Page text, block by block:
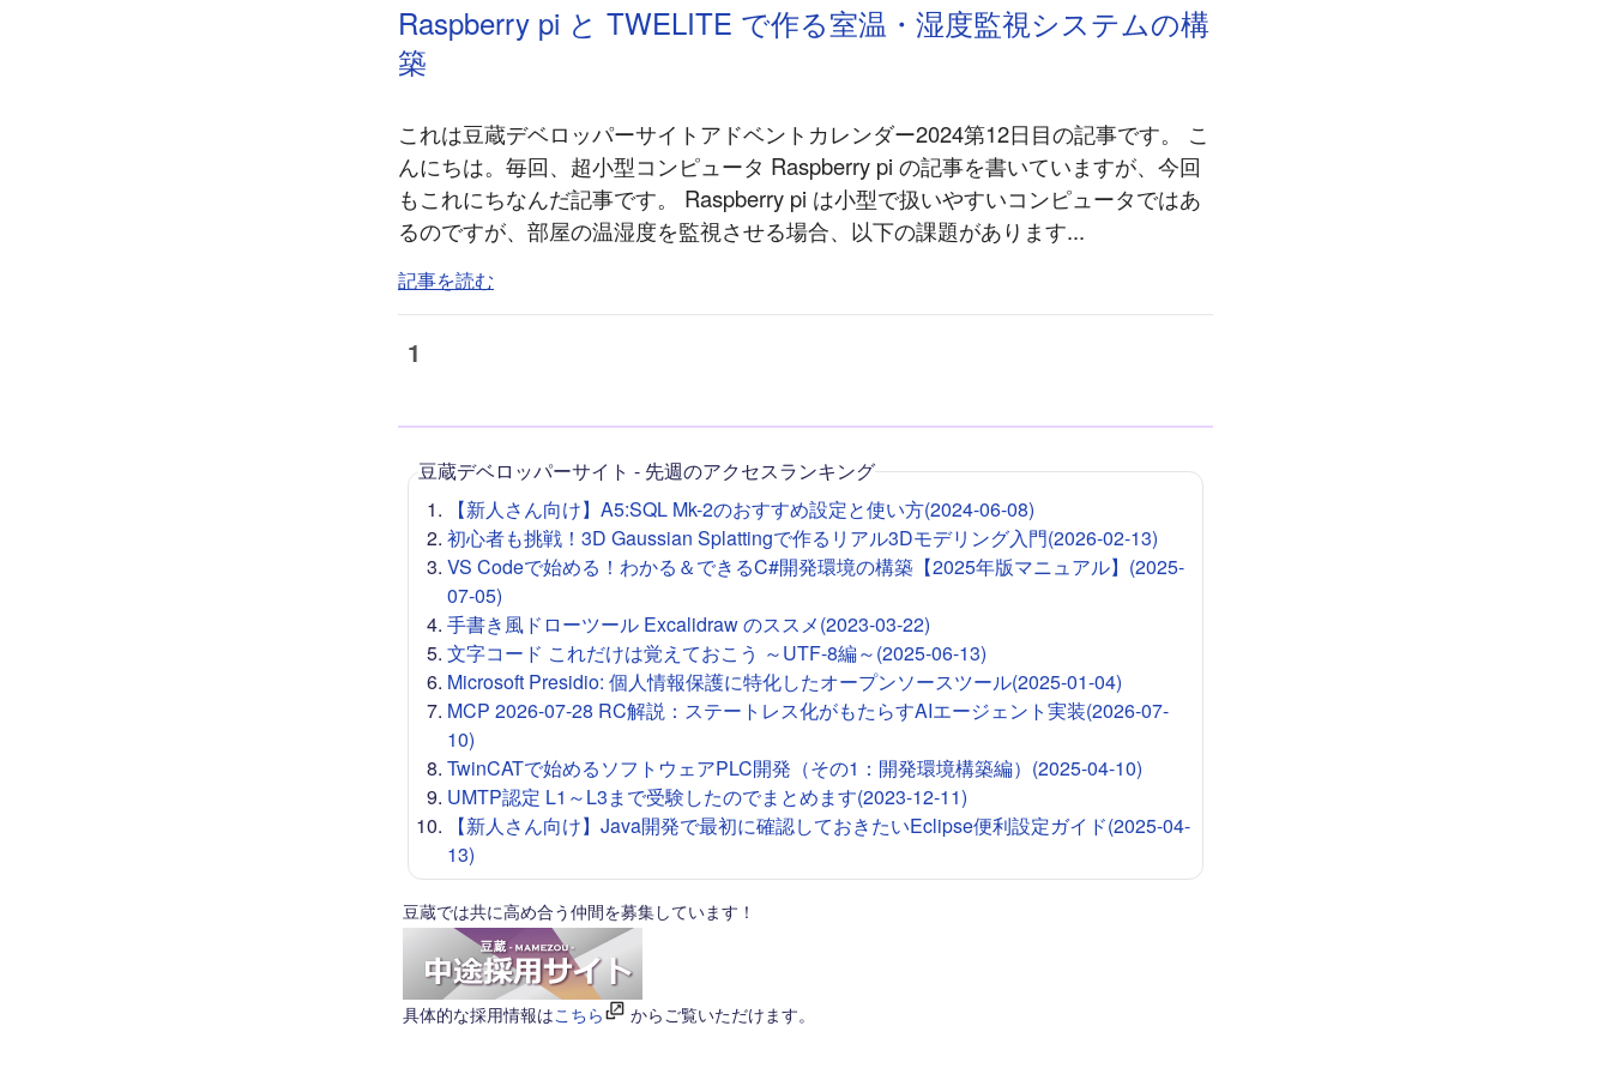
Raspberry pi と TWELITE で作る室温・湿度監視システムの構
築
これは豆蔵デベロッパーサイトアドベントカレンダー2024第12日目の記事です。 こ
んにちは。毎回、超小型コンピュータ Raspberry pi の記事を書いていますが、今回
もこれにちなんだ記事です。 Raspberry pi は小型で扱いやすいコンピュータではあ
るのですが、部屋の温湿度を監視させる場合、以下の課題があります...
記事を読む
1
豆蔵デベロッパーサイト - 先週のアクセスランキング
【新人さん向け】A5:SQL Mk-2のおすすめ設定と使い方(2024-06-08)
初心者も挑戦！3D Gaussian Splattingで作るリアル3Dモデリング入門(2026-02-13)
VS Codeで始める！わかる＆できるC#開発環境の構築【2025年版マニュアル】(2025-
07-05)
手書き風ドローツール Excalidraw のススメ(2023-03-22)
文字コード これだけは覚えておこう ～UTF-8編～(2025-06-13)
Microsoft Presidio: 個人情報保護に特化したオープンソースツール(2025-01-04)
MCP 2026-07-28 RC解説：ステートレス化がもたらすAIエージェント実装(2026-07-
10)
TwinCATで始めるソフトウェアPLC開発（その1：開発環境構築編）(2025-04-10)
UMTP認定 L1～L3まで受験したのでまとめます(2023-12-11)
【新人さん向け】Java開発で最初に確認しておきたいEclipse便利設定ガイド(2025-04-
13)
豆蔵では共に高め合う仲間を募集しています！
具体的な採用情報はこちら からご覧いただけます。